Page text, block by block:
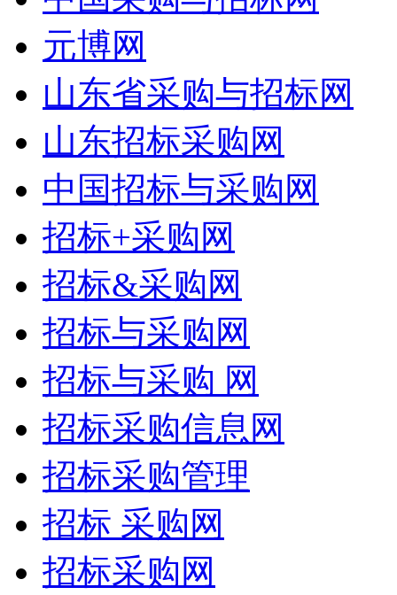
元博网
山东省采购与招标网
山东招标采购网
中国招标与采购网
招标+采购网
招标&采购网
招标与采购网
招标与采购 网
招标采购信息网
招标采购管理
招标 采购网
招标采购网